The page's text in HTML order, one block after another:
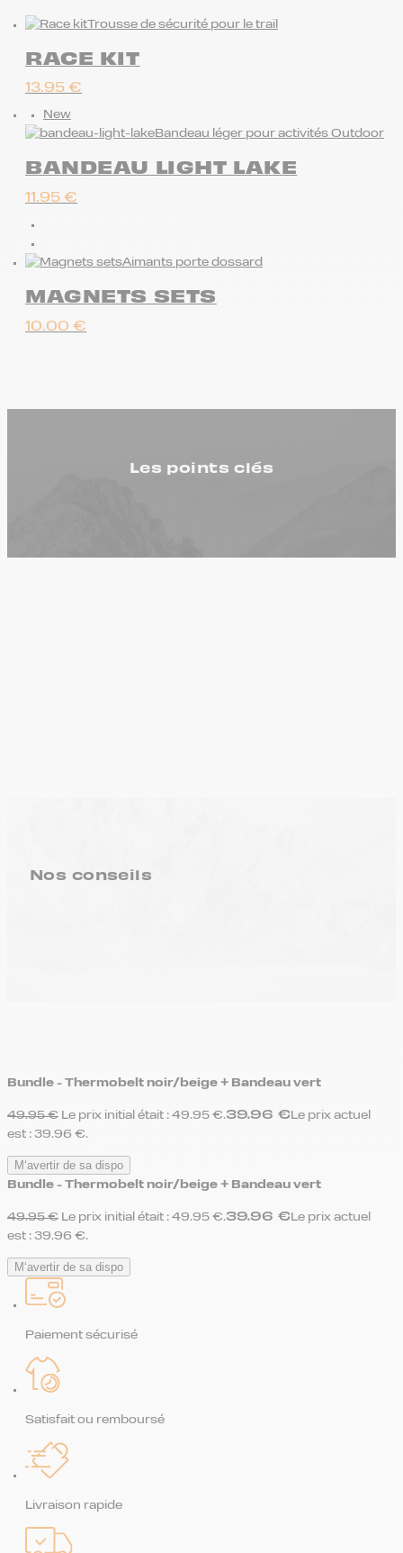
Trousse de sécurité pour le trail
RACE KIT
13.95 €
New
Bandeau léger pour activités Outdoor
BANDEAU LIGHT LAKE
11.95 €
Aimants porte dossard
MAGNETS SETS
10.00 €
Les points clés
Nos conseils
Bundle - Thermobelt noir/beige + Bandeau vert
49.95€ Le prix initial était : 49.95 €.39.96 €Le prix actuel
est : 39.96 €.
M‘avertir de sa dispo
Bundle - Thermobelt noir/beige + Bandeau vert
49.95€ Le prix initial était : 49.95 €.39.96 € Le prix actuel
est : 39.96 €.
M‘avertir de sa dispo
Paiement sécurisé
Satisfait ou remboursé
Livraison rapide